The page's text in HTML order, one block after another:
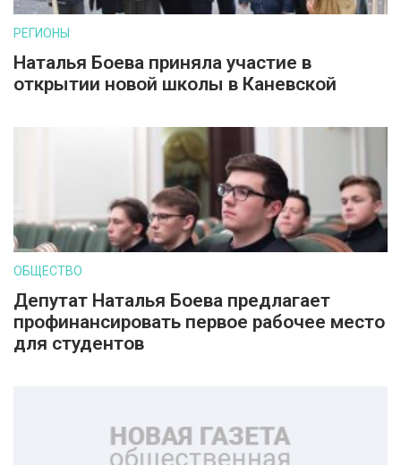
РЕГИОНЫ
Наталья Боева приняла участие в
открытии новой школы в Каневской
ОБЩЕСТВО
Депутат Наталья Боева предлагает
профинансировать первое рабочее место
для студентов